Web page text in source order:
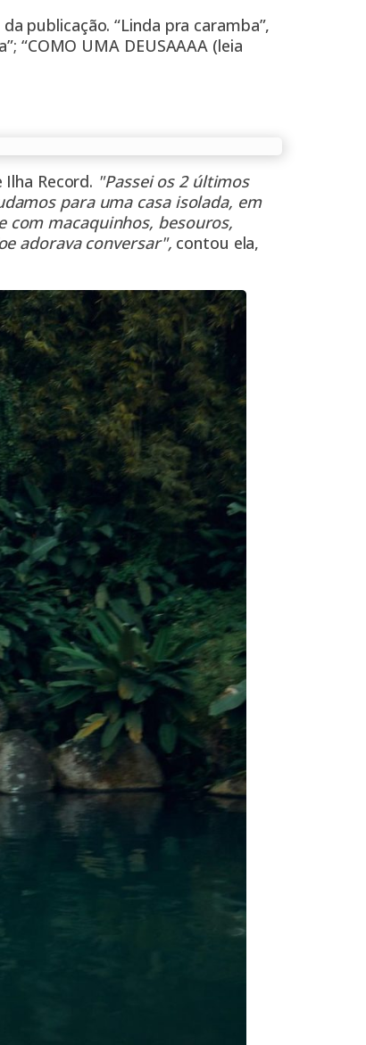
publicação. “Linda pra caramba”,
“COMO UMA DEUSAAAA (leia
Record. "Passei os 2 últimos
para uma casa isolada, em
com macaquinhos, besouros,
adorava conversar", contou ela,